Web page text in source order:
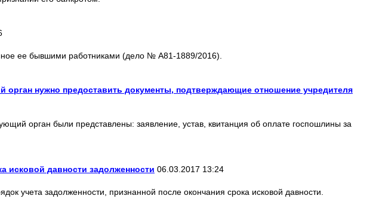
ее бывшими работниками (дело № А81-1889/2016).
нужно предоставить документы, подтверждающие отношение учредителя
орган были представлены: заявление, устав, квитанция об оплате госпошлины за
исковой давности задолженности 06.03.2017 13:24
задолженности, признанной после окончания срока исковой давности.